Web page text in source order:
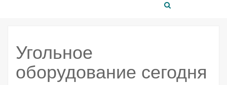
Угольное
оборудование сегодня